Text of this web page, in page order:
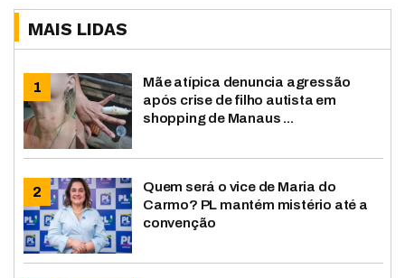
MAIS LIDAS
Mãe atípica denuncia agressão
após crise de filho autista em
shopping de Manaus ...
Quem será o vice de Maria do
Carmo? PL mantém mistério até a
convenção